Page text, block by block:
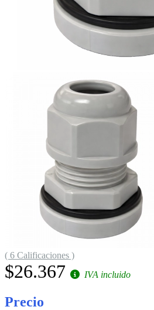
( 6 Calificaciones )
$26.367 IVA incluido
Precio